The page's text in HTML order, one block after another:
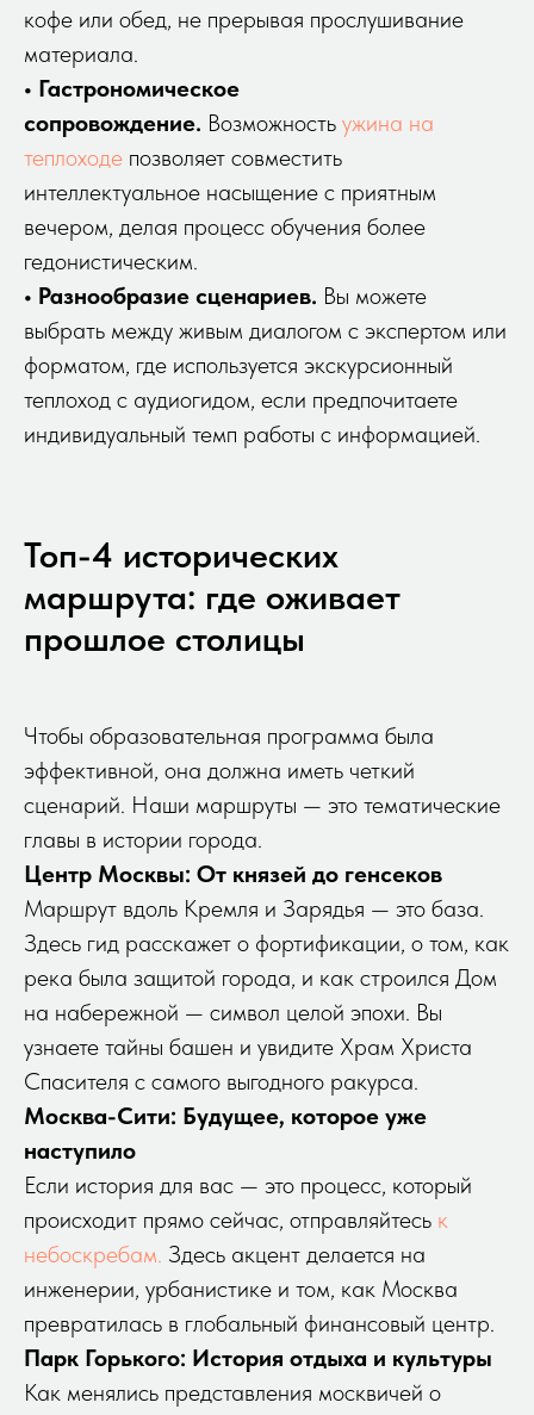
кофе или обед, не прерывая прослушивание
материала.
• Гастрономическое
сопровождение. Возможность ужина на
теплоходе позволяет совместить
интеллектуальное насыщение с приятным
вечером, делая процесс обучения более
гедонистическим.
• Разнообразие сценариев. Вы можете
выбрать между живым диалогом с экспертом или
форматом, где используется экскурсионный
теплоход с аудиогидом, если предпочитаете
индивидуальный темп работы с информацией.
Топ-4 исторических
маршрута: где оживает
прошлое столицы
Чтобы образовательная программа была
эффективной, она должна иметь четкий
сценарий. Наши маршруты — это тематические
главы в истории города.
Центр Москвы: От князей до генсеков
Маршрут вдоль Кремля и Зарядья — это база.
Здесь гид расскажет о фортификации, о том, как
река была защитой города, и как строился Дом
на набережной — символ целой эпохи. Вы
узнаете тайны башен и увидите Храм Христа
Спасителя с самого выгодного ракурса.
Москва-Сити: Будущее, которое уже
наступило
Если история для вас — это процесс, который
происходит прямо сейчас, отправляйтесь к
небоскребам. Здесь акцент делается на
инженерии, урбанистике и том, как Москва
превратилась в глобальный финансовый центр.
Парк Горького: История отдыха и культуры
Как менялись представления москвичей о